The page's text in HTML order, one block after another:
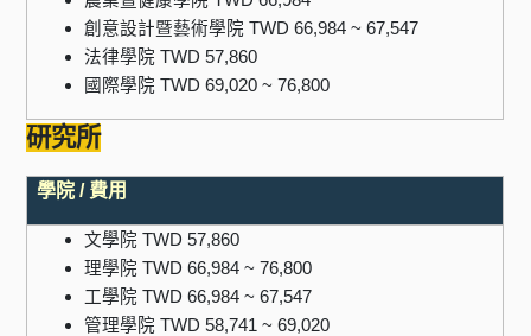
創意設計暨藝術學院 TWD 66,984 ~ 67,547
法律學院 TWD 57,860
國際學院 TWD 69,020 ~ 76,800
研究所
學院 / 費用
文學院 TWD 57,860
理學院 TWD 66,984 ~ 76,800
工學院 TWD 66,984 ~ 67,547
管理學院 TWD 58,741 ~ 69,020